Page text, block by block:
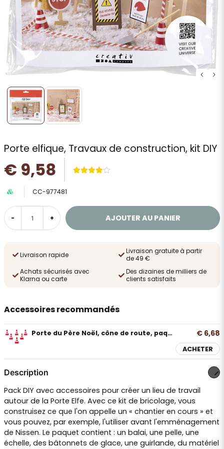
Porte elfique, Travaux de construction, kit DIY
€ 9,58
CC-977481
- + AJOUTER AU PANIER
Livraison rapide
Livraison gratuite à partir
de 49 €
Achats sécurisés avec
Klarna ou carte
Des dizaines de milliers de
clients satisfaits
Accessoires recommandés
Porte du Père Noël, cône de route, paquet de 6 € 6,68
ACHETER
Description
Pack DIY avec accessoires pour créer un lieu de travail
autour de la Porte Elfe. Avec ce kit de bricolage, vous
construisez ce que l'on appelle un « chantier en cours » et
vous pouvez, par exemple, l'utiliser avant l'emménagement
de Nissen. Le paquet contient : un balai, une pelle, une
échelle, des bâtonnets de glace, une guirlande, du matériel